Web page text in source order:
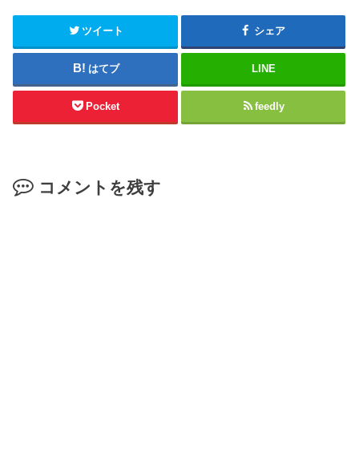
ツイート シェア
はてブ LINE
Pocket feedly
コメントを残す